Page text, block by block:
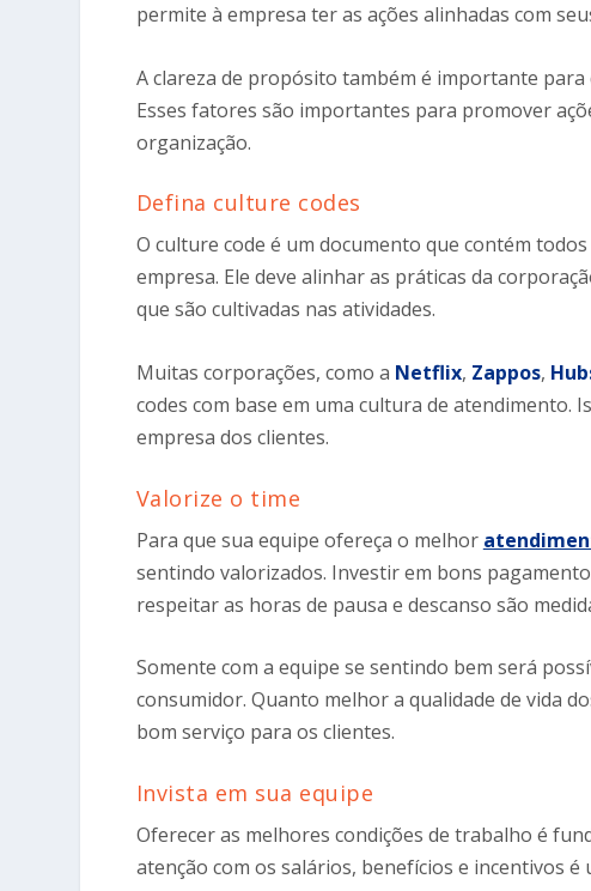
permite à empresa ter as ações alinhadas com
A clareza de propósito também é importante
Esses fatores são importantes para promover
organização.
Defina culture codes
O culture code é um documento que contém
empresa. Ele deve alinhar as práticas da
que são cultivadas nas atividades.
Muitas corporações, como a Netflix, Zappos,
codes com base em uma cultura de atendimento.
empresa dos clientes.
Valorize o time
Para que sua equipe ofereça o melhor
sentindo valorizados. Investir em bons
respeitar as horas de pausa e descanso são
Somente com a equipe se sentindo bem será
consumidor. Quanto melhor a qualidade de vida
bom serviço para os clientes.
Invista em sua equipe
Oferecer as melhores condições de trabalho é
atenção com os salários, benefícios e incentivos